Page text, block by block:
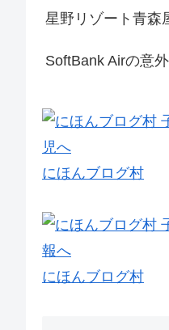
星野リゾート青
SoftBank Airの意
にほんブログ村
にほんブログ村